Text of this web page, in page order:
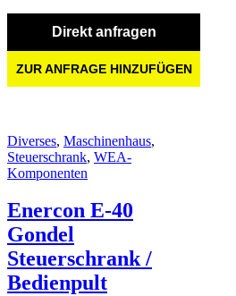
Direkt anfragen
ZUR ANFRAGE HINZUFÜGEN
Diverses, Maschinenhaus,
Steuerschrank, WEA-
Komponenten
Enercon E-40
Gondel
Steuerschrank /
Bedienpult